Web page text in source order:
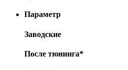
Параметр
Заводские
После тюнинга*